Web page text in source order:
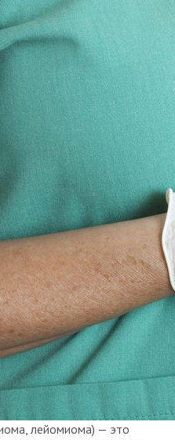
лейомиома) — это